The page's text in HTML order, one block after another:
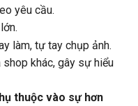
yêu cầu.
làm, tự tay chụp ảnh.
khác, gây sự hiểu
thuộc vào sự hơn